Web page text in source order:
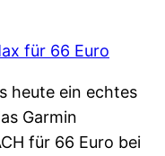
heute ein echtes
Garmin
für 66 Euro bei